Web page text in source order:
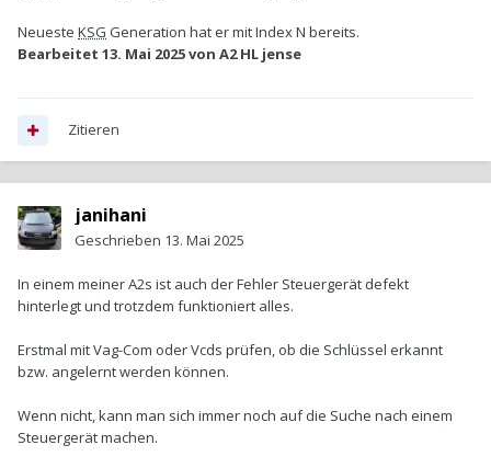
Neueste KSG Generation hat er mit Index N bereits.
Bearbeitet 13. Mai 2025von A2 HL jense
Zitieren
janihani
Geschrieben 13. Mai 2025
In einem meiner A2s ist auch der Fehler Steuergerät defekt
hinterlegt und trotzdem funktioniert alles.
Erstmal mit Vag-Com oder Vcds prüfen, ob die Schlüssel erkannt
bzw. angelernt werden können.
Wenn nicht, kann man sich immer noch auf die Suche nach einem
Steuergerät machen.